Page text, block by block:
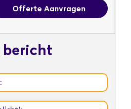
Offerte Aanvragen
bericht